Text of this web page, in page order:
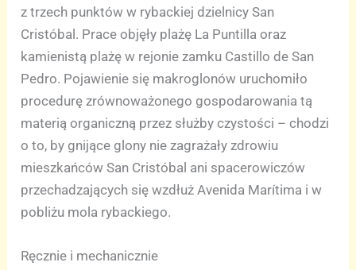
z trzech punktów w rybackiej dzielnicy San
Cristóbal. Prace objęły plażę La Puntilla oraz
kamienistą plażę w rejonie zamku Castillo de San
Pedro. Pojawienie się makroglonów uruchomiło
procedurę zrównoważonego gospodarowania tą
materią organiczną przez służby czystości – chodzi
o to, by gnijące glony nie zagrażały zdrowiu
mieszkańców San Cristóbal ani spacerowiczów
przechadzających się wzdłuż Avenida Marítima i w
pobliżu mola rybackiego.
Ręcznie i mechanicznie